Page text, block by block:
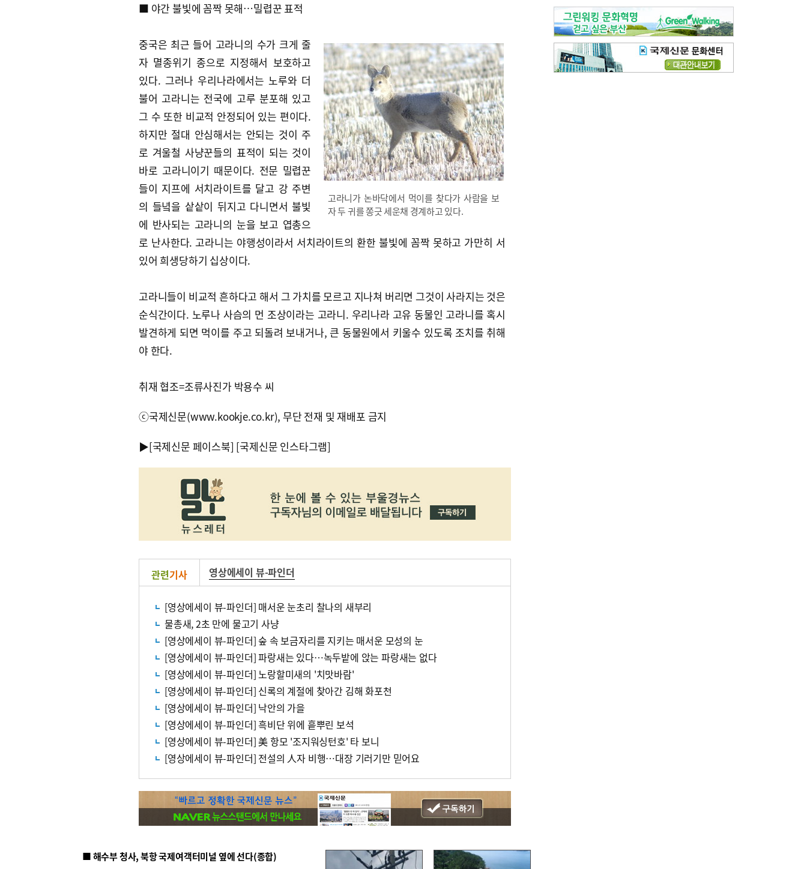
■ 야간 불빛에 꼼짝 못해…밀렵꾼 표적
고라니가 논바닥에서 먹이를 찾다가 사람을 보
자 두 귀를 쫑긋 세운채 경계하고 있다.
중국은 최근 들어 고라니의 수가 크게 줄
자 멸종위기 종으로 지정해서 보호하고
있다. 그러나 우리나라에서는 노루와 더
불어 고라니는 전국에 고루 분포해 있고
그 수 또한 비교적 안정되어 있는 편이다.
하지만 절대 안심해서는 안되는 것이 주
로 겨울철 사냥꾼들의 표적이 되는 것이
바로 고라니이기 때문이다. 전문 밀렵꾼
들이 지프에 서치라이트를 달고 강 주변
의 들녘을 샅샅이 뒤지고 다니면서 불빛
에 반사되는 고라니의 눈을 보고 엽총으
로 난사한다. 고라니는 야행성이라서 서치라이트의 환한 불빛에 꼼짝 못하고 가만히 서
있어 희생당하기 십상이다.
고라니들이 비교적 흔하다고 해서 그 가치를 모르고 지나쳐 버리면 그것이 사라지는 것은
순식간이다. 노루나 사슴의 먼 조상이라는 고라니. 우리나라 고유 동물인 고라니를 혹시
발견하게 되면 먹이를 주고 되돌려 보내거나, 큰 동물원에서 키울수 있도록 조치를 취해
야 한다.
취재 협조=조류사진가 박용수 씨
ⓒ국제신문(www.kookje.co.kr), 무단 전재 및 재배포 금지
▶[국제신문 페이스북] [국제신문 인스타그램]
관련기사 영상에세이 뷰-파인더
[영상에세이 뷰-파인더] 매서운 눈초리 찰나의 새부리
물총새, 2초 만에 물고기 사냥
[영상에세이 뷰-파인더] 숲 속 보금자리를 지키는 매서운 모성의 눈
[영상에세이 뷰-파인더] 파랑새는 있다…녹두밭에 앉는 파랑새는 없다
[영상에세이 뷰-파인더] 노랑할미새의 '치맛바람'
[영상에세이 뷰-파인더] 신록의 계절에 찾아간 김해 화포천
[영상에세이 뷰-파인더] 낙안의 가을
[영상에세이 뷰-파인더] 흑비단 위에 흩뿌린 보석
[영상에세이 뷰-파인더] 美 항모 '조지워싱턴호' 타 보니
[영상에세이 뷰-파인더] 전설의 人자 비행…대장 기러기만 믿어요
■ 해수부 청사, 북항 국제여객터미널 옆에 선다(종합)